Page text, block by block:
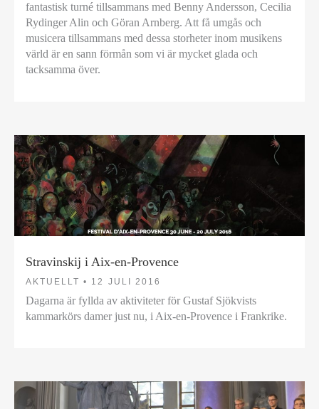
fantastisk turné tillsammans med Benny Andersson, Cecilia
Rydinger Alin och Göran Arnberg. Att få umgås och
musicera tillsammans med dessa storheter inom musikens
värld är en sann förmån som vi är mycket glada och
tacksamma över.
Stravinskij i Aix-en-Provence
AKTUELLT • 12 JULI 2016
Dagarna är fyllda av aktiviteter för Gustaf Sjökvists
kammarkörs damer just nu, i Aix-en-Provence i Frankrike.